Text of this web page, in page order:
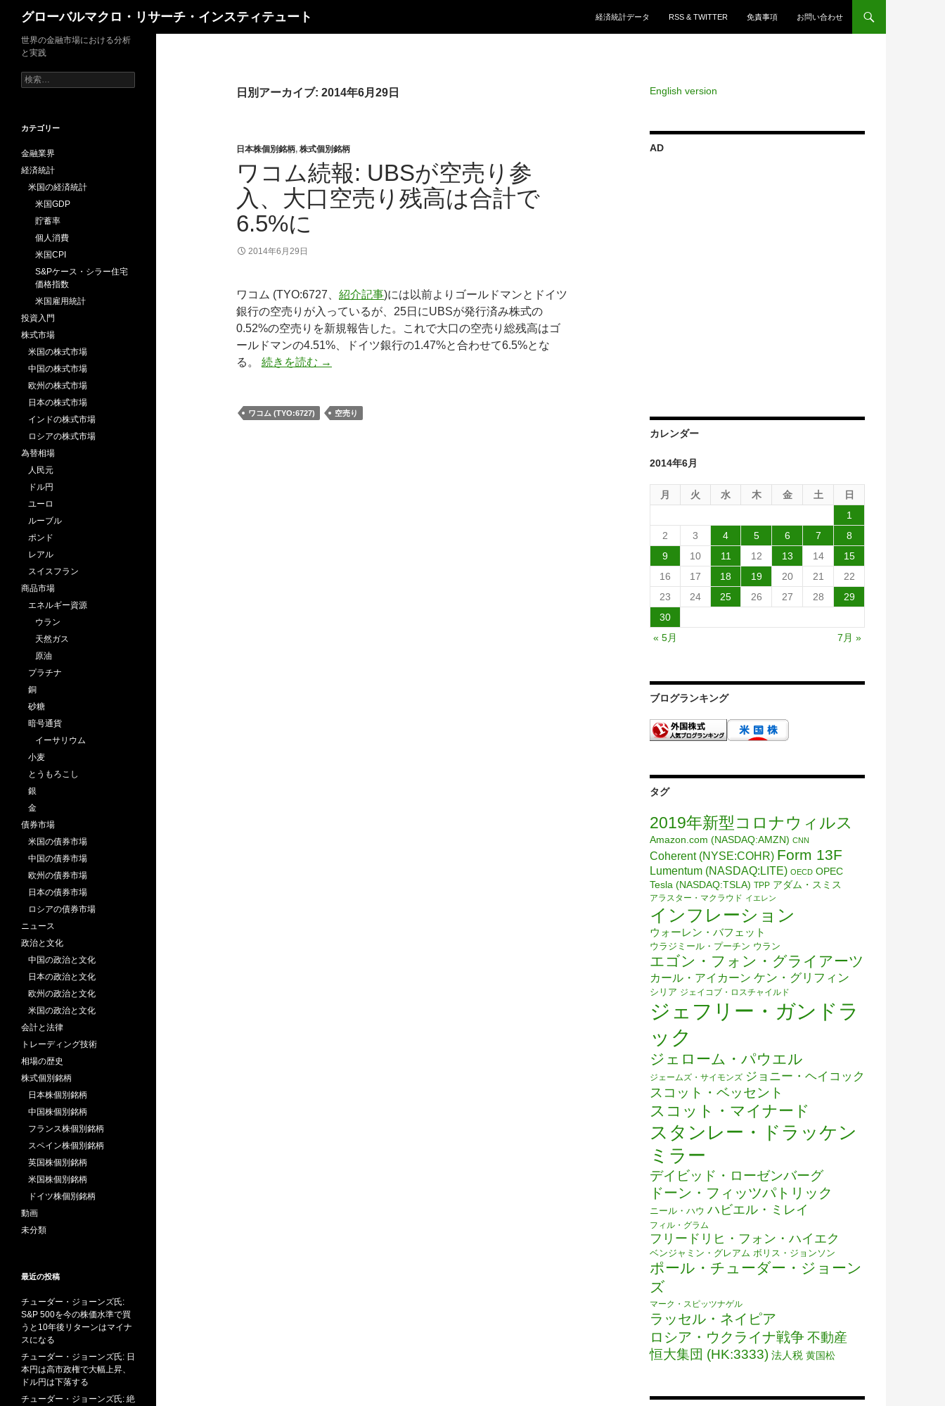
グローバルマクロ・リサーチ・インスティテュート
経済統計データ
RSS & TWITTER 免責事項 お問い合わせ
日別アーカイブ: 2014年6月29日
日本株個別銘柄, 株式個別銘柄
ワコム続報: UBSが空売り参
入、大口空売り残高は合計で
6.5%に
2014年6月29日
ワコム (TYO:6727、 紹介記事)には以前よりゴールドマンとドイツ
銀行の空売りが入っているが、25日にUBSが発行済み株式の
0.52%の空売りを新規報告した。これで大口の空売り総残高はゴ
ールドマンの4.51%、ドイツ銀行の1.47%と合わせて6.5%とな
る。 続きを読む ワコム続報: UBSが空売り参入、大口空売り残高は合計で6.5%に
→
ワコム (TYO:6727) 空売り
English version
AD
カレンダー
2014年6月
月 火 水 木 金 土
日
1
2
3 4 5 6 7
8
9
10 11 12 13 14
15
16
17 18 19 20 21
22
23
24 25 26 27 28
29
30
« 5月
7月 »
ブログランキング
タグ
2019年新型コロナウィルス
Amazon.com (NASDAQ:AMZN) CNN
Coherent (NYSE:COHR) Form 13F
Lumentum (NASDAQ:LITE) OECD OPEC
Tesla (NASDAQ:TSLA) TPP アダム・スミス
アラスター・マクラウド イエレン
インフレーション
ウォーレン・バフェット
ウラジミール・プーチン ウラン
エゴン・フォン・グライアーツ
カール・アイカーン ケン・グリフィン
シリア ジェイコブ・ロスチャイルド
ジェフリー・ガンドラ
ック
ジェローム・パウエル
ジェームズ・サイモンズ ジョニー・ヘイコック
スコット・ベッセント
スコット・マイナード
スタンレー・ドラッケン
ミラー
デイビッド・ローゼンバーグ
ドーン・フィッツパトリック
ニール・ハウ ハビエル・ミレイ
フィル・グラム
フリードリヒ・フォン・ハイエク
ベンジャミン・グレアム ボリス・ジョンソン
ポール・チューダー・ジョーン
ズ
マーク・スピッツナゲル
ラッセル・ネイピア
ロシア・ウクライナ戦争不動産
恒大集団 (HK:3333) 法人税 黄国松
世界の金融市場における分析
と実践
検
索:
カテゴリー
金融業界
経済統計
米国の経済統計
米国GDP
貯蓄率
個人消費
米国CPI
S&Pケース・シラー住宅
価格指数
米国雇用統計
投資入門
株式市場
米国の株式市場
中国の株式市場
欧州の株式市場
日本の株式市場
インドの株式市場
ロシアの株式市場
為替相場
人民元
ドル円
ユーロ
ルーブル
ポンド
レアル
スイスフラン
商品市場
エネルギー資源
ウラン
天然ガス
原油
プラチナ
銅
砂糖
暗号通貨
イーサリウム
小麦
とうもろこし
銀
金
債券市場
米国の債券市場
中国の債券市場
欧州の債券市場
日本の債券市場
ロシアの債券市場
ニュース
政治と文化
中国の政治と文化
日本の政治と文化
欧州の政治と文化
米国の政治と文化
会計と法律
トレーディング技術
相場の歴史
株式個別銘柄
日本株個別銘柄
中国株個別銘柄
フランス株個別銘柄
スペイン株個別銘柄
英国株個別銘柄
米国株個別銘柄
ドイツ株個別銘柄
動画
未分類
最近の投稿
チューダー・ジョーンズ氏:
S&P 500を今の株価水準で買
うと10年後リターンはマイナ
スになる
チューダー・ジョーンズ氏: 日
本円は高市政権で大幅上昇、
ドル円は下落する
チューダー・ジョーンズ氏: 絶